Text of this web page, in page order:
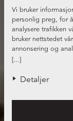
[...]
Vi bruker
personlig preg, for
analysere trafikken
bruker nettstedet
annonsering og
informasjon du har
Detaljer